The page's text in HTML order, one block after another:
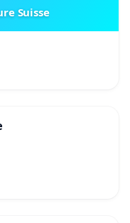
Suisse